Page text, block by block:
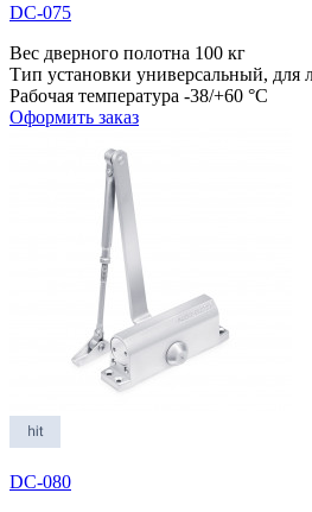
DC-075
Вес дверного полотна 100 кг
Тип установки универсальный, для
Рабочая температура -38/+60 °С
Оформить заказ
DC-080